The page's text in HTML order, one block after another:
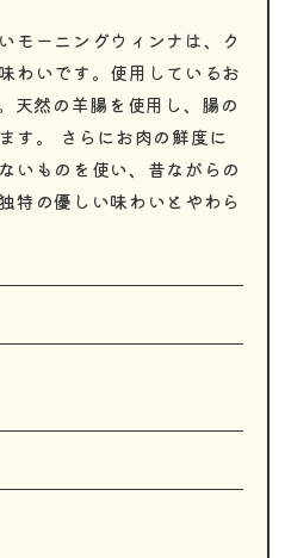
モーニングウィンナは、ク
わいです。使用しているお
天然の羊腸を使用し、腸の
す。 さらにお肉の鮮度に
いものを使い、昔ながらの
特の優しい味わいとやわら